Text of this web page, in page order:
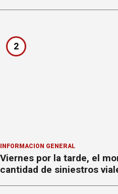
2
INFORMACION GENERAL
Viernes por la tarde, el
cantidad de siniestros